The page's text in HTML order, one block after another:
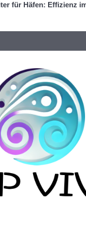
für Häfen: Effizienz